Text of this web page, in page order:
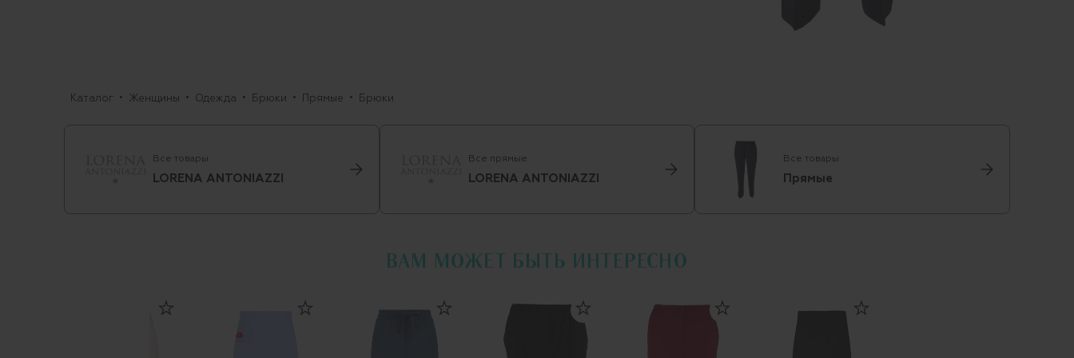
Каталог Женщины Одежда Брюки Прямые Брюки
Все товары
LORENA ANTONIAZZI
Все прямые
LORENA ANTONIAZZI
Все товары
Прямые
ВАМ МОЖЕТ БЫТЬ ИНТЕРЕСНО